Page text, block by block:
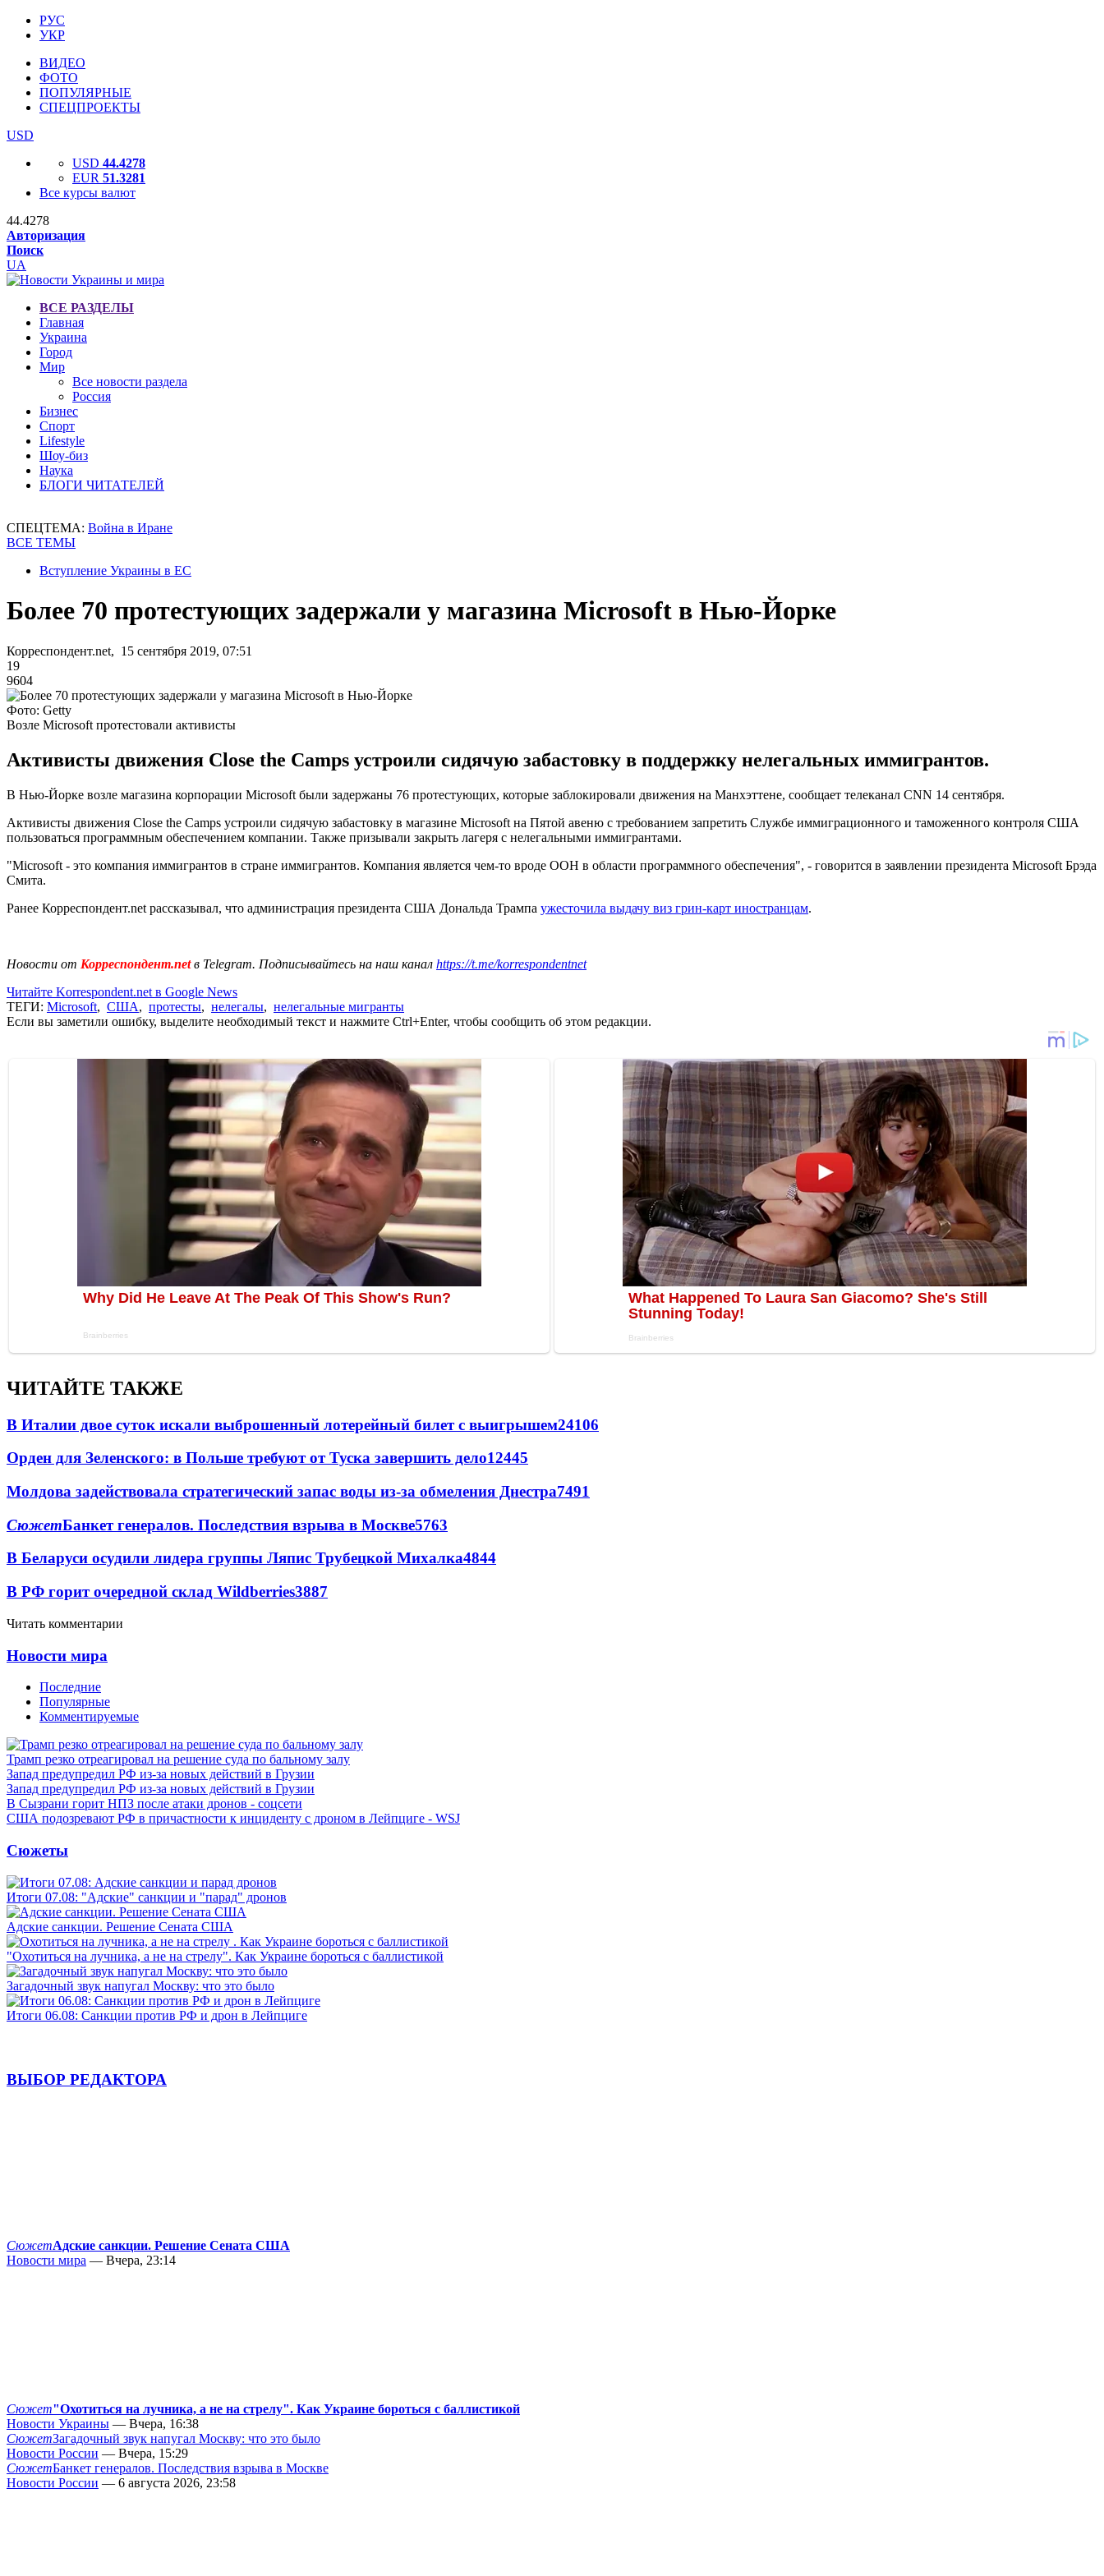
РУС
УКР
ВИДЕО
ФОТО
ПОПУЛЯРНЫЕ
СПЕЦПРОЕКТЫ
USD
USD 44.4278
EUR 51.3281
Все курсы валют
44.4278
Авторизация
Поиск
UA
ВСЕ РАЗДЕЛЫ
Главная
Украина
Город
Мир
Все новости раздела
Россия
Бизнес
Спорт
Lifestyle
Шоу-биз
Наука
БЛОГИ ЧИТАТЕЛЕЙ
СПЕЦТЕМА: Война в Иране
ВСЕ ТЕМЫ
Вступление Украины в ЕС
Более 70 протестующих задержали у магазина Microsoft в Нью-Йорке
Корреспондент.net, 15 сентября 2019, 07:51
19
9604
Фото: Getty
Возле Microsoft протестовали активисты
Активисты движения Close the Camps устроили сидячую забастовку в поддержку нелегальных иммигрантов.
В Нью-Йорке возле магазина корпорации Microsoft были задержаны 76 протестующих, которые заблокировали движения на Манхэттене, сообщает телеканал CNN 14 сентября.
Активисты движения Close the Camps устроили сидячую забастовку в магазине Microsoft на Пятой авеню с требованием запретить Службе иммиграционного и таможенного контроля США
пользоваться программным обеспечением компании. Также призывали закрыть лагеря с нелегальными иммигрантами.
"Microsoft - это компания иммигрантов в стране иммигрантов. Компания является чем-то вроде ООН в области программного обеспечения", - говорится в заявлении президента Microsoft Брэда
Смита.
Ранее Корреспондент.net рассказывал, что администрация президента США Дональда Трампа ужесточила выдачу виз грин-карт иностранцам.
Новости от Корреспондент.netв Telegram. Подписывайтесь на наш канал https://t.me/korrespondentnet
Читайте Korrespondent.net в Google News
ТЕГИ: Microsoft, США, протесты, нелегалы, нелегальные мигранты
Если вы заметили ошибку, выделите необходимый текст и нажмите Ctrl+Enter, чтобы сообщить об этом редакции.
ЧИТАЙТЕ ТАКЖЕ
В Италии двое суток искали выброшенный лотерейный билет с выигрышем24106
Орден для Зеленского: в Польше требуют от Туска завершить дело12445
Молдова задействовала стратегический запас воды из-за обмеления Днестра7491
СюжетБанкет генералов. Последствия взрыва в Москве5763
В Беларуси осудили лидера группы Ляпис Трубецкой Михалка4844
В РФ горит очередной склад Wildberries3887
Читать комментарии
Новости мира
Последние
Популярные
Комментируемые
Трамп резко отреагировал на решение суда по бальному залу
Запад предупредил РФ из-за новых действий в Грузии
Запад предупредил РФ из-за новых действий в Грузии
В Сызрани горит НПЗ после атаки дронов - соцсети
США подозревают РФ в причастности к инциденту с дроном в Лейпциге - WSJ
Сюжеты
Итоги 07.08: "Адские" санкции и "парад" дронов
Адские санкции. Решение Сената США
"Охотиться на лучника, а не на стрелу". Как Украине бороться с баллистикой
Загадочный звук напугал Москву: что это было
Итоги 06.08: Санкции против РФ и дрон в Лейпциге
ВЫБОР РЕДАКТОРА
СюжетАдские санкции. Решение Сената США
Новости мира — Вчера, 23:14
Сюжет"Охотиться на лучника, а не на стрелу". Как Украине бороться с баллистикой
Новости Украины — Вчера, 16:38
СюжетЗагадочный звук напугал Москву: что это было
Новости России — Вчера, 15:29
СюжетБанкет генералов. Последствия взрыва в Москве
Новости России — 6 августа 2026, 23:58